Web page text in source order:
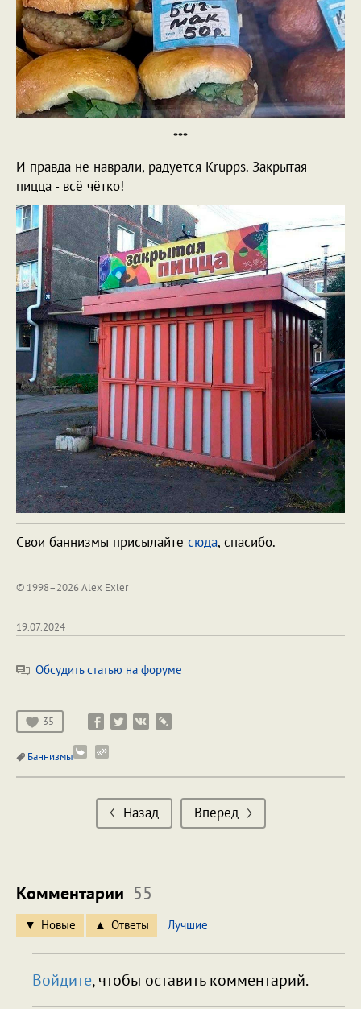
***
И правда не наврали, радуется Krupps. Закрытая
пицца - всё чётко!
Свои баннизмы присылайте сюда, спасибо.
© 1998–2026 Alex Exler
19.07.2024
Обсудить статью на форуме
35
Баннизмы
Назад Вперед
Комментарии 55
Новые Ответы Лучшие
Войдите, чтобы оставить комментарий.